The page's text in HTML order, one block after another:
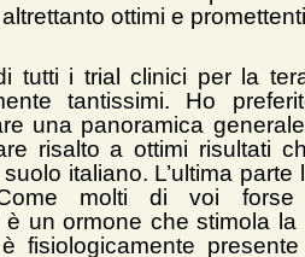
ottimi e
tutti i trial clinici per la
tantissimi. Ho
una panoramica
risalto a ottimi risultati
italiano. L’ultima parte
molti di voi forse
è un ormone che stimola
fisiologicamente